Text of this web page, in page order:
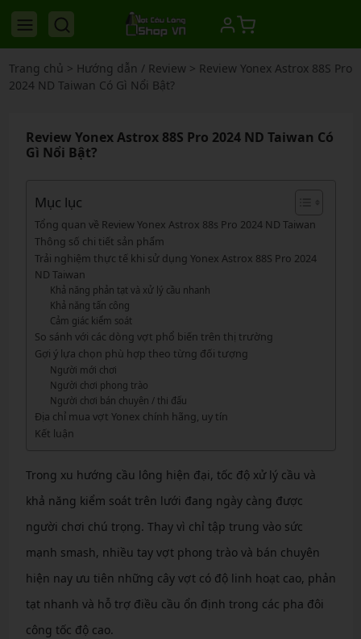
Trang chủ > Hướng dẫn / Review> Review Yonex Astrox 88S Pro
2024 ND Taiwan Có Gì Nổi Bật?
Review Yonex Astrox 88S Pro 2024 ND Taiwan Có
Gì Nổi Bật?
Mục lục
Tổng quan về Review Yonex Astrox 88s Pro 2024 ND Taiwan
Thông số chi tiết sản phẩm
Trải nghiệm thực tế khi sử dụng Yonex Astrox 88S Pro 2024
ND Taiwan
Khả năng phản tạt và xử lý cầu nhanh
Khả năng tấn công
Cảm giác kiểm soát
So sánh với các dòng vợt phổ biến trên thị trường
Gợi ý lựa chọn phù hợp theo từng đối tượng
Người mới chơi
Người chơi phong trào
Người chơi bán chuyên / thi đấu
Địa chỉ mua vợt Yonex chính hãng, uy tín
Kết luận
Trong xu hướng cầu lông hiện đại, tốc độ xử lý cầu và
khả năng kiểm soát trên lưới đang ngày càng được
người chơi chú trọng. Thay vì chỉ tập trung vào sức
mạnh smash, nhiều tay vợt phong trào và bán chuyên
hiện nay ưu tiên những cây vợt có độ linh hoạt cao, phản
tạt nhanh và hỗ trợ điều cầu ổn định trong các pha đôi
công tốc độ cao.